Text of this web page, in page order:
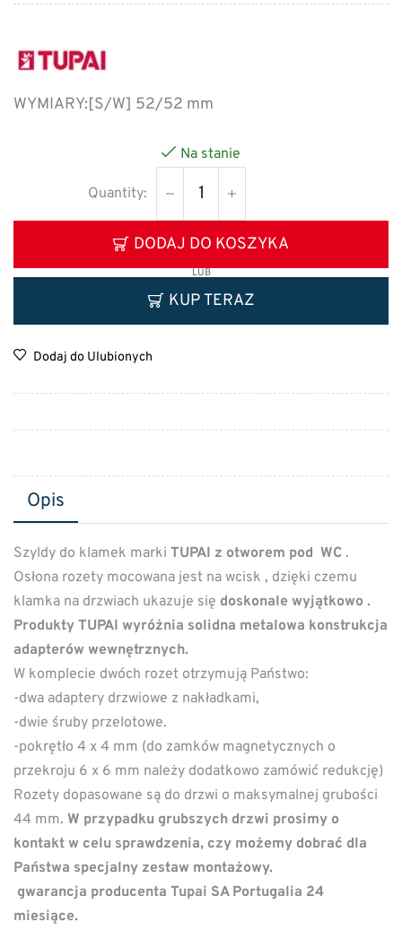
WYMIARY:[S/W] 52/52 mm
Na stanie
DODAJ DO KOSZYKA
LUB
KUP TERAZ
Dodaj do Ulubionych
Opis
Szyldy do klamek marki TUPAI z otworem pod WC .
Osłona rozety mocowana jest na wcisk , dzięki czemu
klamka na drzwiach ukazuje się doskonale wyjątkowo .
Produkty TUPAI wyróżnia solidna metalowa konstrukcja
adapterów wewnętrznych.
W komplecie dwóch rozet otrzymują Państwo:
-dwa adaptery drzwiowe z nakładkami,
-dwie śruby przelotowe.
-pokrętło 4 x 4 mm (do zamków magnetycznych o
przekroju 6 x 6 mm należy dodatkowo zamówić redukcję)
Rozety dopasowane są do drzwi o maksymalnej grubości
44 mm. W przypadku grubszych drzwi prosimy o
kontakt w celu sprawdzenia, czy możemy dobrać dla
Państwa specjalny zestaw montażowy.
gwarancja producenta Tupai SA Portugalia 24
miesiące.